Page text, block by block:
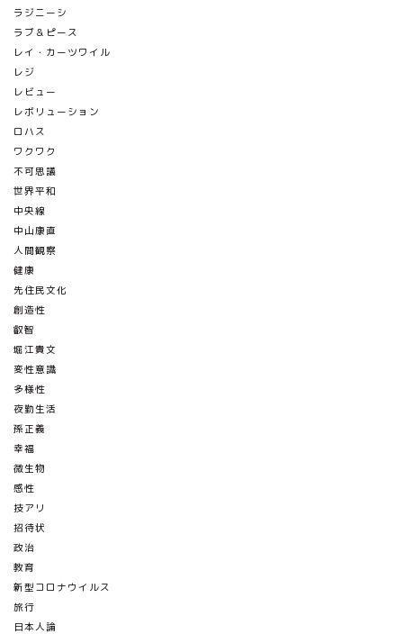
ラジニーシ
ラブ＆ピース
レイ・カーツワイル
レジ
レビュー
レボリューション
ロハス
ワクワク
不可思議
世界平和
中央線
中山康直
人間観察
健康
先住民文化
創造性
叡智
堀江貴文
変性意識
多様性
夜勤生活
孫正義
幸福
微生物
感性
技アリ
招待状
政治
教育
新型コロナウイルス
旅行
日本人論